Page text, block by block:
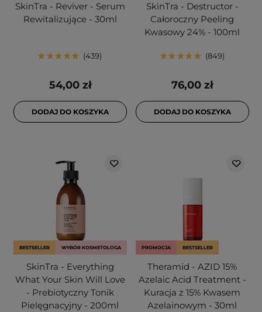
SkinTra - Reviver - Serum
Rewitalizujące - 30ml
439
54,00 zł
DODAJ DO KOSZYKA
SkinTra - Destructor -
Całoroczny Peeling
Kwasowy 24% - 100ml
849
76,00 zł
DODAJ DO KOSZYKA
BESTSELLER WYBÓR KOSMETOLOGA
SkinTra - Everything
What Your Skin Will Love
- Prebiotyczny Tonik
Pielęgnacyjny - 200ml
PROMOCJA BESTSELLER
Theramid - AZID 15%
Azelaic Acid Treatment -
Kuracja z 15% Kwasem
Azelainowym - 30ml